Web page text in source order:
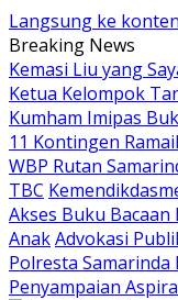
Langsung ke konten
Breaking News
Kemasi Liu yang
Ketua Kelompok
Kumham Imipas
11 Kontingen
WBP Rutan
TBC
Akses Buku
AnakAdvokasi
Polresta Samarinda
Penyampaian